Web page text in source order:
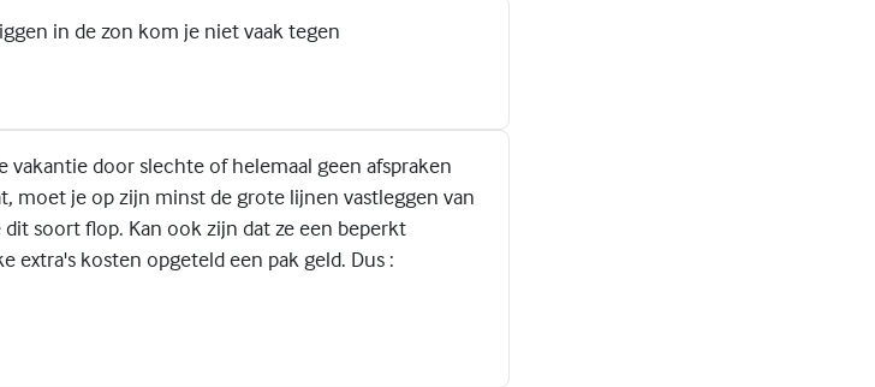
in de zon kom je niet vaak tegen
door slechte of helemaal geen afspraken
moet je op zijn minst de grote lijnen vastleggen van
soort flop. Kan ook zijn dat ze een beperkt
extra's kosten opgeteld een pak geld. Dus :